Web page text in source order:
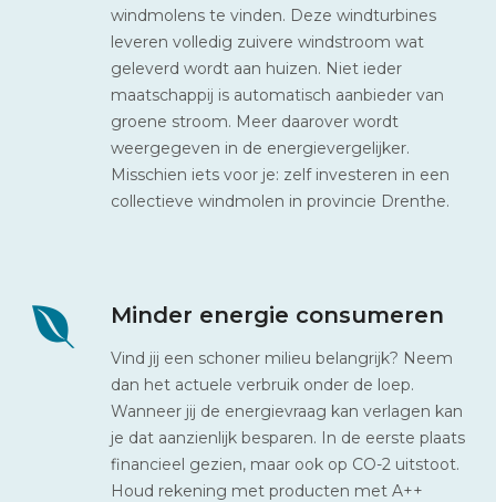
windmolens te vinden. Deze windturbines
leveren volledig zuivere windstroom wat
geleverd wordt aan huizen. Niet ieder
maatschappij is automatisch aanbieder van
groene stroom. Meer daarover wordt
weergegeven in de energievergelijker.
Misschien iets voor je: zelf investeren in een
collectieve windmolen in provincie Drenthe.
Minder energie consumeren
Vind jij een schoner milieu belangrijk? Neem
dan het actuele verbruik onder de loep.
Wanneer jij de energievraag kan verlagen kan
je dat aanzienlijk besparen. In de eerste plaats
financieel gezien, maar ook op CO-2 uitstoot.
Houd rekening met producten met A++